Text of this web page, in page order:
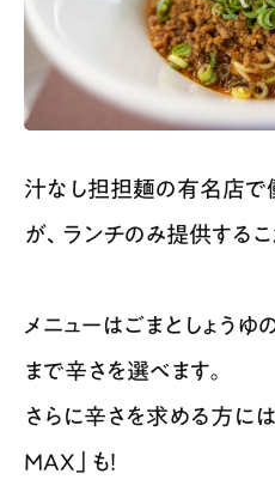
汁なし担担麺の有名店
が、ランチのみ提供する
メニューはごまとしょうゆ
まで辛さを選べます。
さらに辛さを求める方に
MAX」も！